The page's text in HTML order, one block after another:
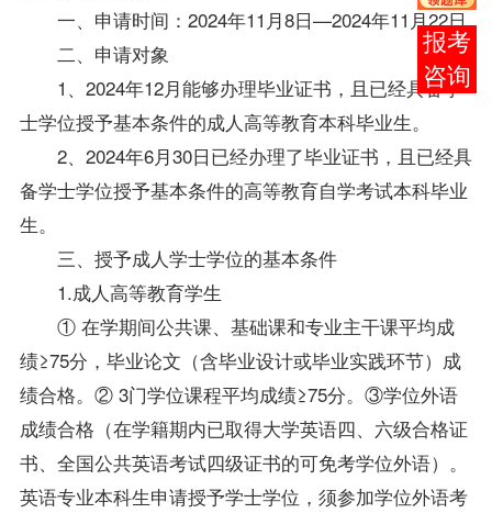
一、申请时间：2024年11月8日—2024年11月22日
二、申请对象
1、2024年12月能够办理毕业证书，且已经具备学
士学位授予基本条件的成人高等教育本科毕业生。
2、2024年6月30日已经办理了毕业证书，且已经具
备学士学位授予基本条件的高等教育自学考试本科毕业
生。
三、授予成人学士学位的基本条件
1.成人高等教育学生
① 在学期间公共课、基础课和专业主干课平均成
绩≥75分，毕业论文（含毕业设计或毕业实践环节）成
绩合格。② 3门学位课程平均成绩≥75分。③学位外语
成绩合格（在学籍期内已取得大学英语四、六级合格证
书、全国公共英语考试四级证书的可免考学位外语）。
英语专业本科生申请授予学士学位，须参加学位外语考
在线
客服